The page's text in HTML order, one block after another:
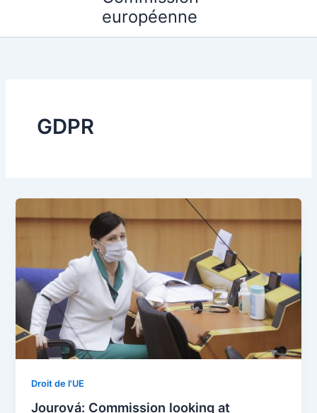
européenne
GDPR
Droit de l'UE
Jourová: Commission looking at